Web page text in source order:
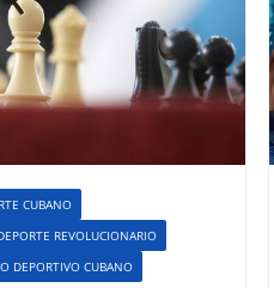
CUBANO
REVOLUCIONARIO
DEPORTIVO CUBANO